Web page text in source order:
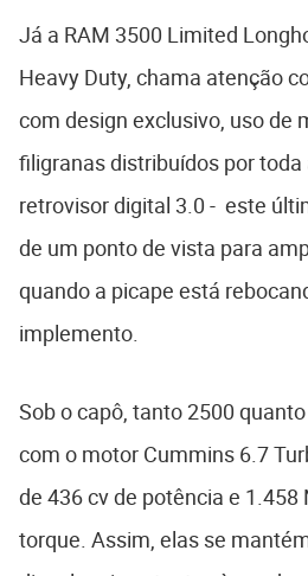
Já a RAM 3500 Limited
Heavy Duty, chama atenção
com design exclusivo, uso de
filigranas distribuídos por toda
retrovisor digital 3.0 - este
de um ponto de vista para
quando a picape está
implemento.
Sob o capô, tanto 2500
com o motor Cummins 6.7
de 436 cv de potência e
torque. Assim, elas se